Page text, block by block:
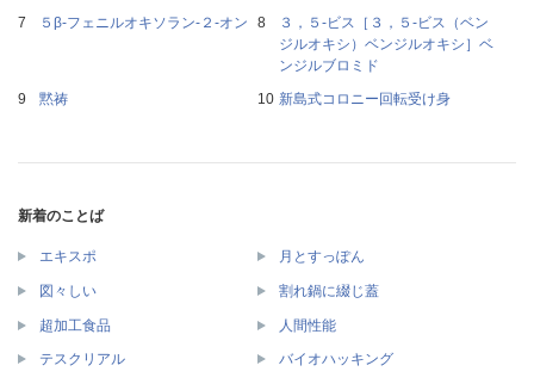
５β‐フェニルオキソラン‐２‐オン
３，５‐ビス［３，５‐ビス（ベン
ジルオキシ）ベンジルオキシ］ベ
ンジルブロミド
黙祷
新島式コロニー回転受け身
新着のことば
エキスポ 月とすっぽん
図々しい 割れ鍋に綴じ蓋
超加工食品 人間性能
テスクリアル バイオハッキング